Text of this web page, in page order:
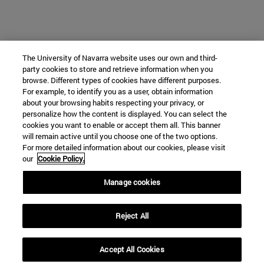
The University of Navarra website uses our own and third-
party cookies to store and retrieve information when you
browse. Different types of cookies have different purposes.
For example, to identify you as a user, obtain information
about your browsing habits respecting your privacy, or
personalize how the content is displayed. You can select the
cookies you want to enable or accept them all. This banner
will remain active until you choose one of the two options.
For more detailed information about our cookies, please visit
our Cookie Policy.
Manage cookies
Reject All
Accept All Cookies